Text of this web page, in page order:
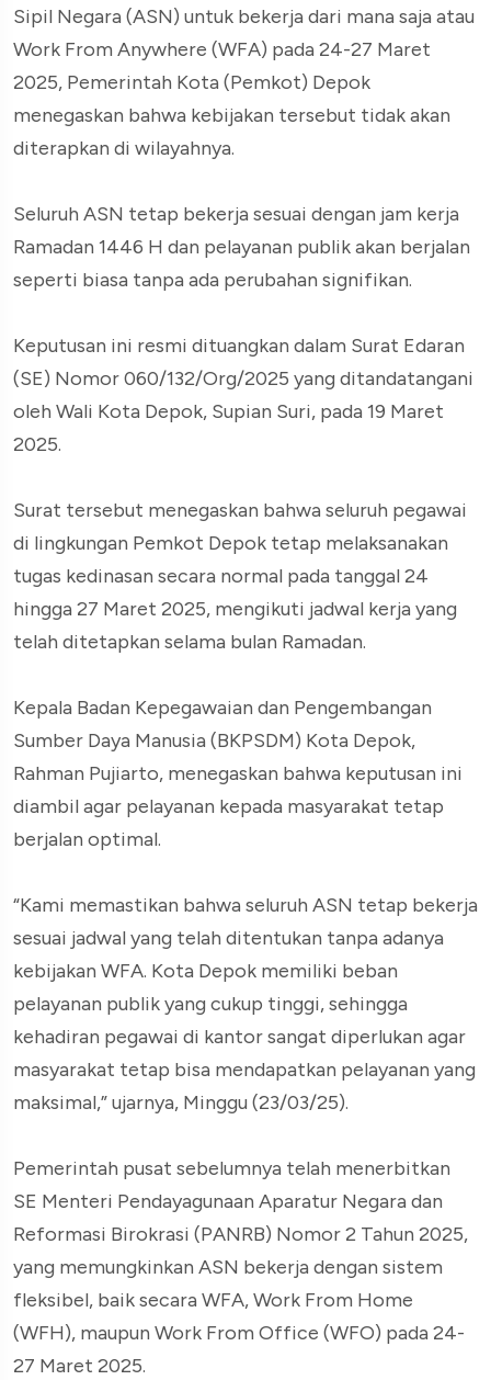
Sipil Negara (ASN) untuk bekerja dari mana saja atau
Work From Anywhere (WFA) pada 24-27 Maret
2025, Pemerintah Kota (Pemkot) Depok
menegaskan bahwa kebijakan tersebut tidak akan
diterapkan di wilayahnya.
Seluruh ASN tetap bekerja sesuai dengan jam kerja
Ramadan 1446 H dan pelayanan publik akan berjalan
seperti biasa tanpa ada perubahan signifikan.
Keputusan ini resmi dituangkan dalam Surat Edaran
(SE) Nomor 060/132/Org/2025 yang ditandatangani
oleh Wali Kota Depok, Supian Suri, pada 19 Maret
2025.
Surat tersebut menegaskan bahwa seluruh pegawai
di lingkungan Pemkot Depok tetap melaksanakan
tugas kedinasan secara normal pada tanggal 24
hingga 27 Maret 2025, mengikuti jadwal kerja yang
telah ditetapkan selama bulan Ramadan.
Kepala Badan Kepegawaian dan Pengembangan
Sumber Daya Manusia (BKPSDM) Kota Depok,
Rahman Pujiarto, menegaskan bahwa keputusan ini
diambil agar pelayanan kepada masyarakat tetap
berjalan optimal.
“Kami memastikan bahwa seluruh ASN tetap bekerja
sesuai jadwal yang telah ditentukan tanpa adanya
kebijakan WFA. Kota Depok memiliki beban
pelayanan publik yang cukup tinggi, sehingga
kehadiran pegawai di kantor sangat diperlukan agar
masyarakat tetap bisa mendapatkan pelayanan yang
maksimal,” ujarnya, Minggu (23/03/25).
Pemerintah pusat sebelumnya telah menerbitkan
SE Menteri Pendayagunaan Aparatur Negara dan
Reformasi Birokrasi (PANRB) Nomor 2 Tahun 2025,
yang memungkinkan ASN bekerja dengan sistem
fleksibel, baik secara WFA, Work From Home
(WFH), maupun Work From Office (WFO) pada 24-
27 Maret 2025.